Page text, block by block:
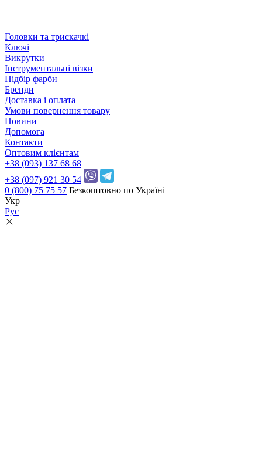
Головки та трискачкі
Ключі
Викрутки
Інструментальні візки
Підбір фарби
Бренди
Доставка і оплата
Умови повернення товару
Новини
Допомога
Контакти
Оптовим клієнтам
+38 (093) 137 68 68
+38 (097) 921 30 54
0 (800) 75 75 57 Безкоштовно по Україні
Укр
Рус